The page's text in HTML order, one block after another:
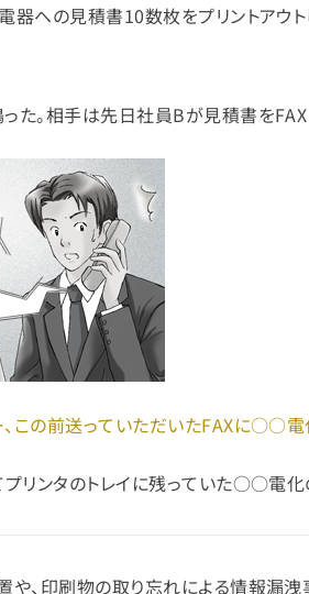
への見積書10数枚をプリントアウトし
た。相手は先日社員Bが見積書を
この前送っていただいたFAXに○○
リンタのトレイに残っていた○○電
や、印刷物の取り忘れによる情報漏